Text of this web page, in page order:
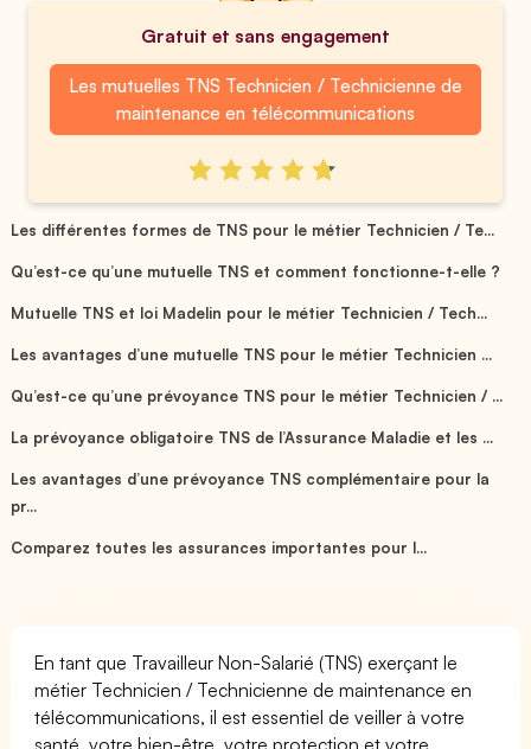
Gratuit et sans engagement
Les mutuelles TNS Technicien / Technicienne de
maintenance en télécommunications
Les différentes formes de TNS pour le métier Technicien / Te...
Qu’est-ce qu’une mutuelle TNS et comment fonctionne-t-elle ?
Mutuelle TNS et loi Madelin pour le métier Technicien / Tech...
Les avantages d’une mutuelle TNS pour le métier Technicien ...
Qu’est-ce qu’une prévoyance TNS pour le métier Technicien / ...
La prévoyance obligatoire TNS de l’Assurance Maladie et les ...
Les avantages d’une prévoyance TNS complémentaire pour la
pr...
Comparez toutes les assurances importantes pour l...
En tant que Travailleur Non-Salarié (TNS) exerçant le
métier Technicien / Technicienne de maintenance en
télécommunications, il est essentiel de veiller à votre
santé, votre bien-être, votre protection et votre